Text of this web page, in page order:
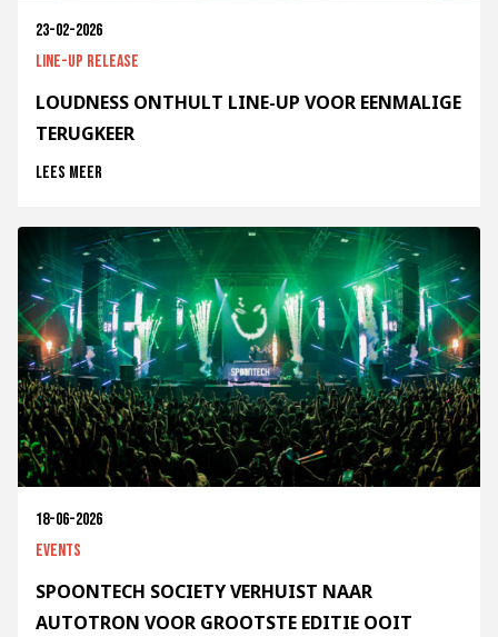
23-02-2026
Line-up release
LOUDNESS ONTHULT LINE-UP VOOR EENMALIGE
TERUGKEER
Lees meer
18-06-2026
Events
SPOONTECH SOCIETY VERHUIST NAAR
AUTOTRON VOOR GROOTSTE EDITIE OOIT